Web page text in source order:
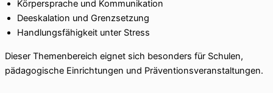
Körpersprache und Kommunikation
Deeskalation und Grenzsetzung
Handlungsfähigkeit unter Stress
Dieser Themenbereich eignet sich besonders für Schulen,
pädagogische Einrichtungen und Präventionsveranstaltungen.